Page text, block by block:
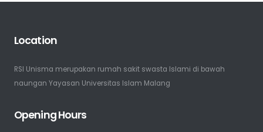
Location
RSI Unisma merupakan rumah sakit swasta Islami di bawah
naungan Yayasan Universitas Islam Malang
Opening Hours